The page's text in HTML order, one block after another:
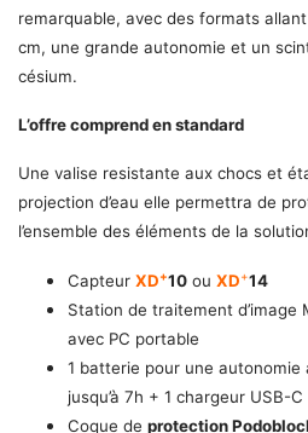
remarquable, avec des formats
cm, une grande autonomie et un
césium.
L’offre comprend en standard
Une valise resistante aux chocs et
projection d’eau elle permettra de
l’ensemble des éléments de la
Capteur XD+10 ou XD+14
Station de traitement d’image
avec PC portable
1 batterie pour une autonomie
jusqu’à 7h + 1 chargeur USB-C
Coque de protection